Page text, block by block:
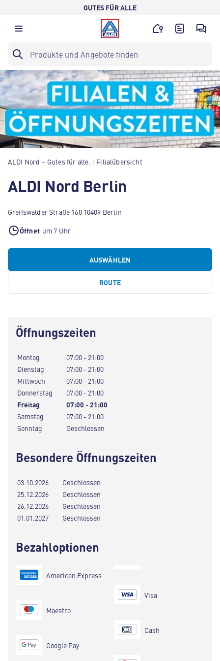
GUTES FÜR ALLE
ALDI Nord – Gutes für alle. Filialübersicht
ALDI Nord Berlin
Greifswalder Straße 168 10409 Berlin
Öffnet um 7 Uhr
AUSWÄHLEN
ROUTE
Öffnungszeiten
Montag
07:00 - 21:00
Dienstag
07:00 - 21:00
Mittwoch
07:00 - 21:00
Donnerstag
07:00 - 21:00
Freitag
07:00 - 21:00
Samstag
07:00 - 21:00
Sonntag
Geschlossen
Besondere Öffnungszeiten
03.10.2026
Geschlossen
25.12.2026
Geschlossen
26.12.2026
Geschlossen
01.01.2027
Geschlossen
Bezahloptionen
American Express
Maestro
Google Pay
Visa
Cash